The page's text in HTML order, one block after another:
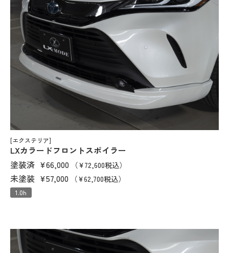
[エクステリア]
LXカラードフロントスポイラー
塗装済 ¥66,000 （¥72,600税込）
未塗装 ¥57,000 （¥62,700税込）
1.0h